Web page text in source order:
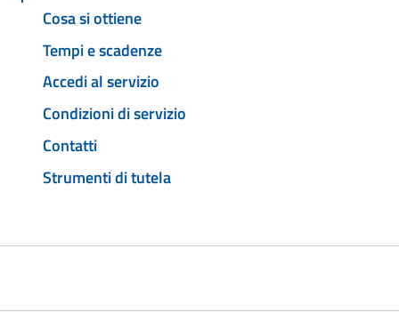
Cosa si ottiene
Tempi e scadenze
Accedi al servizio
Condizioni di servizio
Contatti
Strumenti di tutela